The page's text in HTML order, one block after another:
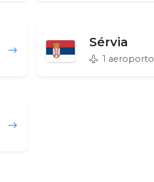
Sérvia
1 aeroporto